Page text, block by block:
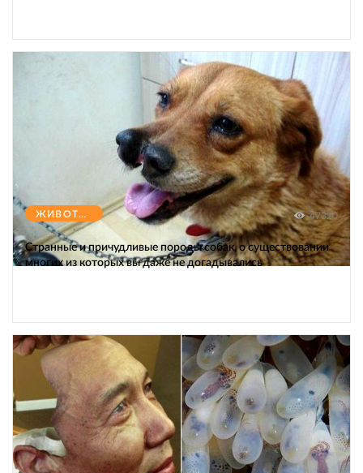
ЖИВОТНЫЕ 47320
Странные и причудливые породы собак, о существовании
многих из которых вы даже не догадывались